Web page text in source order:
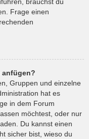
Frage einen
anfügen?
Gruppen und einzelne
hat es
in dem Forum
möchtest, oder nur
Du kannst einen
sicher bist, wieso du